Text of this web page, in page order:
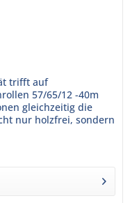
trifft auf
57/65/12 -40m
gleichzeitig die
nur holzfrei, sondern